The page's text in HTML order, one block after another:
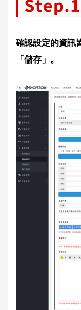
確認設定的資訊
「儲存」。